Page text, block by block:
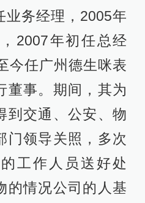
业务经理，2005年
2007年初任总经
今任广州德生咪表
董事。期间，其为
到交通、公安、物
门领导关照，多次
工作人员送好处
的情况公司的人基